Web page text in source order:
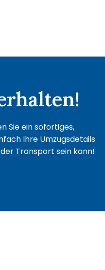
Sie ein sofortiges,
Ihre Umzugsdetails
Transport sein kann!